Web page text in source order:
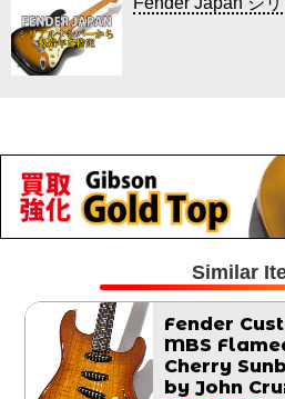
Similar
Fender
MBS
Cherry
by John